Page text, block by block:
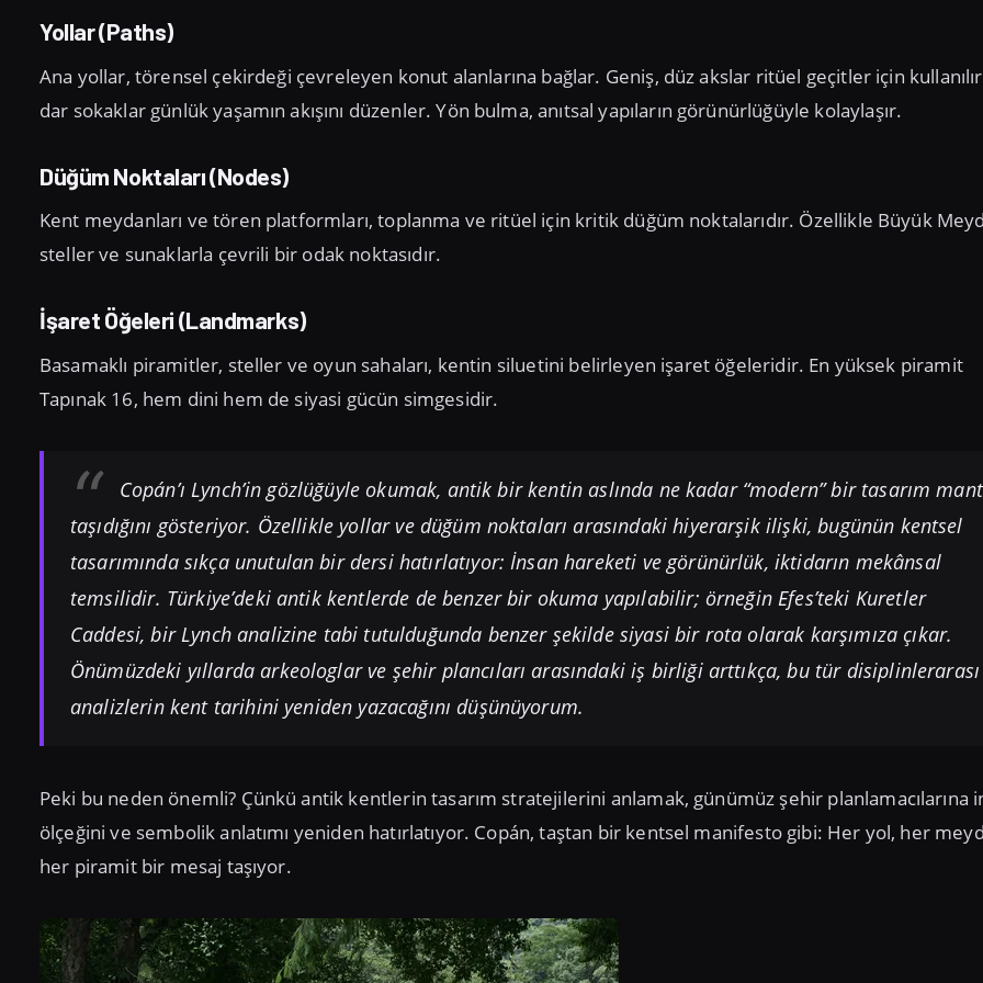
Yollar (Paths)
Ana yollar, törensel çekirdeği çevreleyen konut alanlarına bağlar. Geniş, düz akslar ritüel geçitler için
dar sokaklar günlük yaşamın akışını düzenler. Yön bulma, anıtsal yapıların görünürlüğüyle kolaylaşır.
Düğüm Noktaları (Nodes)
Kent meydanları ve tören platformları, toplanma ve ritüel için kritik düğüm noktalarıdır. Özellikle Büyük
steller ve sunaklarla çevrili bir odak noktasıdır.
İşaret Öğeleri (Landmarks)
Basamaklı piramitler, steller ve oyun sahaları, kentin siluetini belirleyen işaret öğeleridir. En yüksek piramit
Tapınak 16, hem dini hem de siyasi gücün simgesidir.
Copán’ı Lynch’in gözlüğüyle okumak, antik bir kentin aslında ne kadar “modern” bir tasarım
taşıdığını gösteriyor. Özellikle yollar ve düğüm noktaları arasındaki hiyerarşik ilişki, bugünün kentsel
tasarımında sıkça unutulan bir dersi hatırlatıyor: İnsan hareketi ve görünürlük, iktidarın mekânsal
temsilidir. Türkiye’deki antik kentlerde de benzer bir okuma yapılabilir; örneğin Efes’teki Kuretler
Caddesi, bir Lynch analizine tabi tutulduğunda benzer şekilde siyasi bir rota olarak karşımıza çıkar.
Önümüzdeki yıllarda arkeologlar ve şehir plancıları arasındaki iş birliği arttıkça, bu tür disiplinlerarası
analizlerin kent tarihini yeniden yazacağını düşünüyorum.
Peki bu neden önemli? Çünkü antik kentlerin tasarım stratejilerini anlamak, günümüz şehir planlamacılarına
ölçeğini ve sembolik anlatımı yeniden hatırlatıyor. Copán, taştan bir kentsel manifesto gibi: Her yol, her
her piramit bir mesaj taşıyor.